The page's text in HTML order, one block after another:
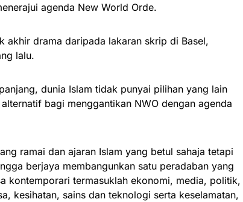
agenda New World Orde.
akhir drama daripada lakaran skrip di Basel,
lalu.
dunia Islam tidak punyai pilihan yang lain
bagi menggantikan NWO dengan agenda
ramai dan ajaran Islam yang betul sahaja tetapi
berjaya membangunkan satu peradaban yang
kontemporari termasuklah ekonomi, media, politik,
kesihatan, sains dan teknologi serta keselamatan,